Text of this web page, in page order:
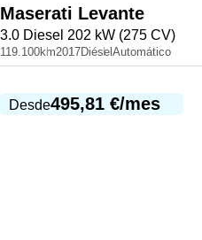
Maserati Levante
3.0 Diesel 202 kW (275 CV)
119.100km2017Diésel Automático
Desde495,81 €/mes